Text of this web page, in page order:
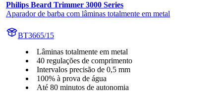
Philips Beard Trimmer 3000 Series
Aparador de barba com lâminas totalmente em metal
BT3665/15
Lâminas totalmente em metal
40 regulações de comprimento
Intervalos precisão de 0,5 mm
100% à prova de água
Até 80 minutos de autonomia